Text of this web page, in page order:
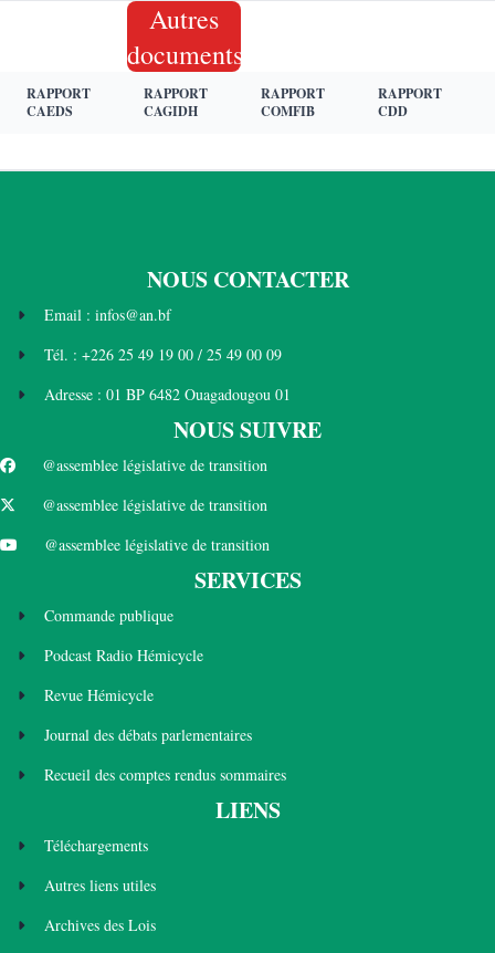
Autres
documents
RAPPORT
CAEDS
RAPPORT
CAGIDH
RAPPORT
COMFIB
RAPPORT
CDD
NOUS CONTACTER
Email : infos@an.bf
Tél. : +226 25 49 19 00 / 25 49 00 09
Adresse : 01 BP 6482 Ouagadougou 01
NOUS SUIVRE
@assemblee législative de transition
@assemblee législative de transition
@assemblee législative de transition
SERVICES
Commande publique
Podcast Radio Hémicycle
Revue Hémicycle
Journal des débats parlementaires
Recueil des comptes rendus sommaires
LIENS
Téléchargements
Autres liens utiles
Archives des Lois